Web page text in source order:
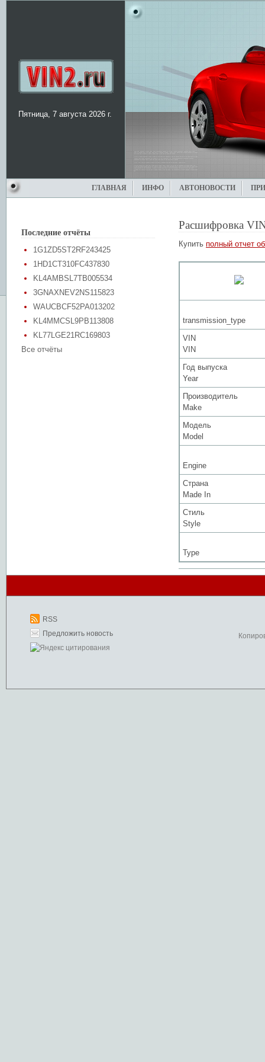
Пятница, 7 августа 2026 г.
ГЛАВНАЯ ИНФО АВТОНОВОСТИ
Последние отчёты
1G1ZD5ST2RF243425
1HD1CT310FC437830
KL4AMBSL7TB005534
3GNAXNEV2NS115823
WAUCBCF52PA013202
KL4MMCSL9PB113808
KL77LGE21RC169803
Все отчёты
Расшифровка
Купить полный отчет
transmission_type
VIN
VIN
Год выпуска
Year
Производитель
Make
Модель
Model
Engine
Страна
Made In
Стиль
Style
Type
RSS
Предложить новость